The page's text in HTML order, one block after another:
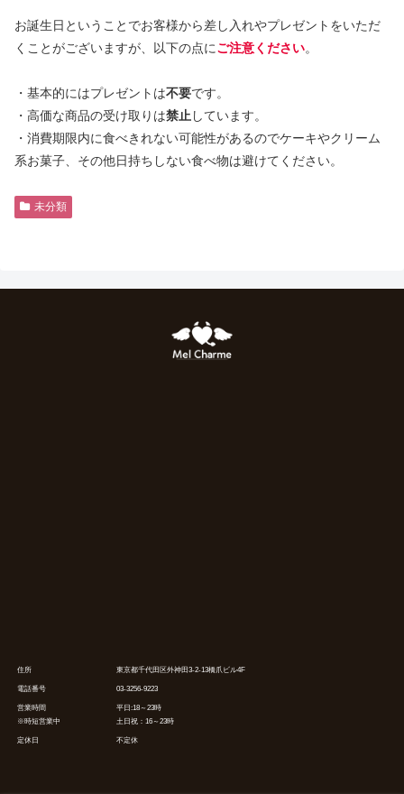
お誕生日ということでお客様から差し入れやプレゼントをいただ
くことがございますが、以下の点にご注意ください。
・基本的にはプレゼントは不要です。
・高価な商品の受け取りは禁止 しています。
・消費期限内に食べきれない可能性があるのでケーキやクリーム
系お菓子、その他日持ちしない食べ物は避けてください。
未分類
住所 東京都千代田区外神田3-2-13橋爪ビル4F
電話番号 03-3256-9223
営業時間
※時短営業中
平日:18～23時
土日祝：16～23時
定休日 不定休